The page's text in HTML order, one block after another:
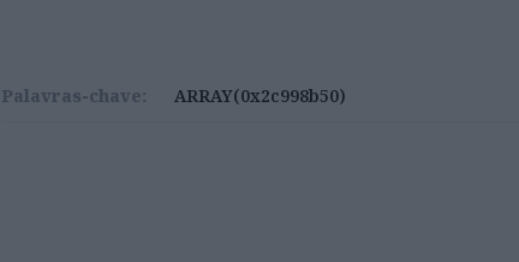
Palavras-chave: ARRAY(0x2c998b50)